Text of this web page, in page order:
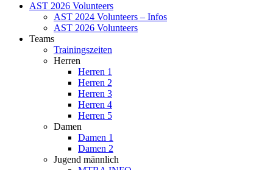
AST 2026 Volunteers
AST 2024 Volunteers – Infos
AST 2026 Volunteers
Teams
Trainingszeiten
Herren
Herren 1
Herren 2
Herren 3
Herren 4
Herren 5
Damen
Damen 1
Damen 2
Jugend männlich